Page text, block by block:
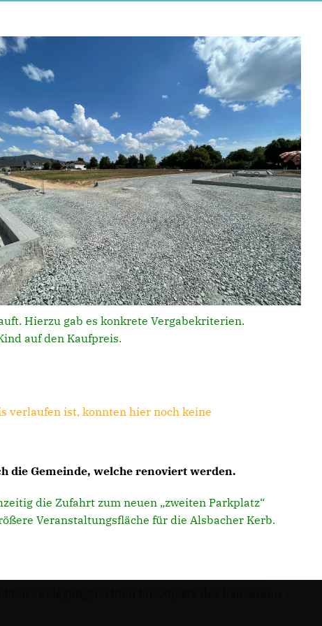
Hierzu gab es konkrete Vergabekriterien.
auf den Kaufpreis.
verlaufen ist, konnten hier noch keine
die Gemeinde, welche renoviert werden.
die Zufahrt zum neuen „zweiten Parkplatz“
Veranstaltungsfläche für die Alsbacher Kerb.